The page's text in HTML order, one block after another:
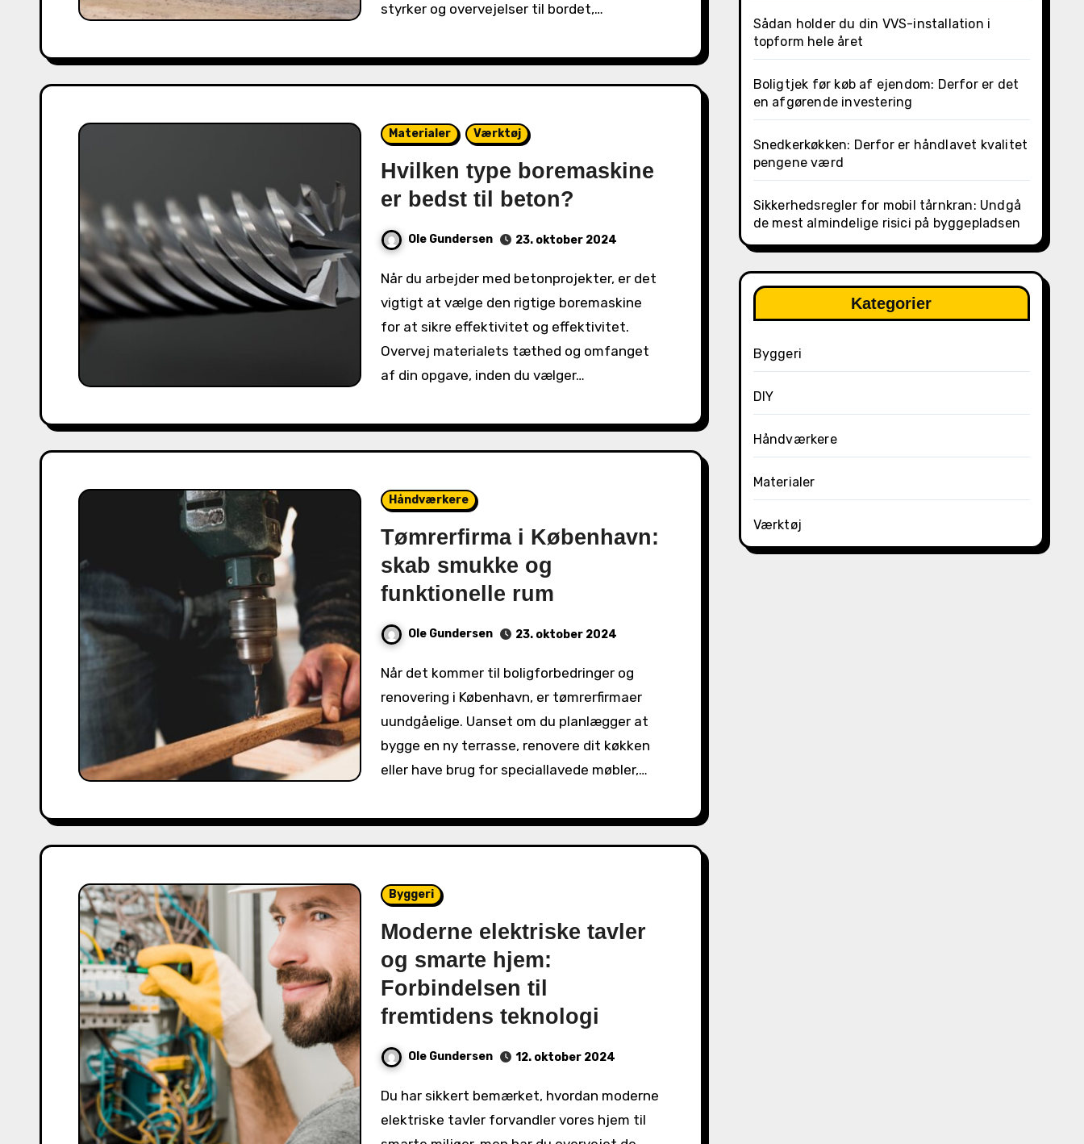
styrker og overvejelser til bordet,…
Materialer Værktøj
Hvilken type boremaskine
er bedst til beton?
Ole Gundersen 23. oktober 2024
Når du arbejder med betonprojekter, er det
vigtigt at vælge den rigtige boremaskine
for at sikre effektivitet og effektivitet.
Overvej materialets tæthed og omfanget
af din opgave, inden du vælger…
Håndværkere
Tømrerfirma i København:
skab smukke og
funktionelle rum
Ole Gundersen 23. oktober 2024
Når det kommer til boligforbedringer og
renovering i København, er tømrerfirmaer
uundgåelige. Uanset om du planlægger at
bygge en ny terrasse, renovere dit køkken
eller have brug for speciallavede møbler,…
Byggeri
Moderne elektriske tavler
og smarte hjem:
Forbindelsen til
fremtidens teknologi
Ole Gundersen 12. oktober 2024
Du har sikkert bemærket, hvordan moderne
elektriske tavler forvandler vores hjem til
Sådan holder du din VVS-installation i
topform hele året
Boligtjek før køb af ejendom: Derfor er det
en afgørende investering
Snedkerkøkken: Derfor er håndlavet kvalitet
pengene værd
Sikkerhedsregler for mobil tårnkran: Undgå
de mest almindelige risici på byggepladsen
Kategorier
Byggeri
DIY
Håndværkere
Materialer
Værktøj